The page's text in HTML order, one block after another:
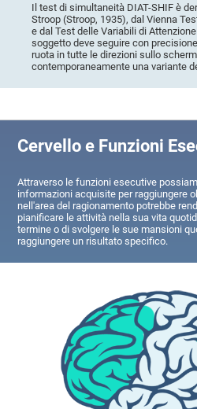
Il test di simultaneità DIAT-SHIF è
Stroop (Stroop, 1935), dal Vienna
e dal Test delle Variabili di
soggetto deve seguire con
ruota in tutte le direzioni sullo
contemporaneamente una variante
Cervello e Funzioni
Attraverso le funzioni esecutive
informazioni acquisite per raggiungere
nell'area del ragionamento potrebbe
pianificare le attività nella sua vita
termine o di svolgere le sue mansioni
raggiungere un risultato specifico.